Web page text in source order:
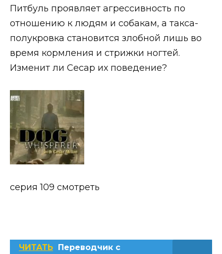
Питбуль проявляет агрессивность по
отношению к людям и собакам, а такса-
полукровка становится злобной лишь во
время кормления и стрижки ногтей.
Изменит ли Сесар их поведение?
серия 109 смотреть
ЧИТАТЬ
Переводчик с